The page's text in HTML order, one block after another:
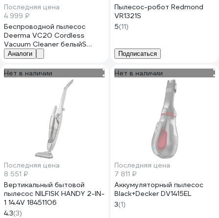
Последняя цена
4 999 ₽
Беспроводной пылесос
Deerma VC20 Cordless
Vacuum Cleaner белыйS
DEM-VC20S
Аналоги
Пылесос-робот Redmond
VR1321S
5(11)
Подписаться
Нет в наличии
Последняя цена
8 551 ₽
Вертикальный бытовой
пылесос NILFISK HANDY 2-IN-
1 14.4V 18451106
4.3(3)
Нет в наличии
Последняя цена
7 811 ₽
Аккумуляторный пылесос
Black+Decker DV1415EL
3(1)